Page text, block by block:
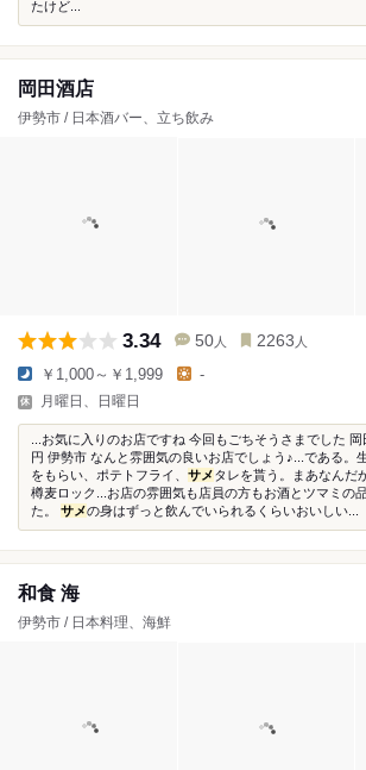
たけど...
岡田酒店
伊勢市 / 日本酒バー、立ち飲み
3.34 50 人 2263 人
￥1,000～￥1,999 -
月曜日、日曜日
...お気に入りのお店ですね 今回もごちそうさまでした 岡
円 伊勢市 なんと雰囲気の良いお店でしょう♪...である。
をもらい、ポテトフライ、 サメタレを貰う。まあなんだ
樽麦ロック...お店の雰囲気も店員の方もお酒とツマミの
た。 サメの身はずっと飲んでいられるくらいおいしい...
和食 海
伊勢市 / 日本料理、海鮮